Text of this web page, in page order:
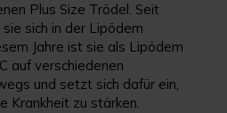
Plus Size Trödel. Seit
sich in der Lipödem
Jahre ist sie als Lipödem
auf verschiedenen
und setzt sich dafür ein,
Krankheit zu stärken.